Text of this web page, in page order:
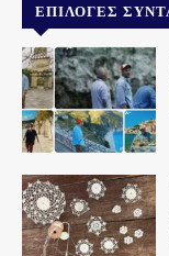
ΕΠΙΛΟΓΈΣ